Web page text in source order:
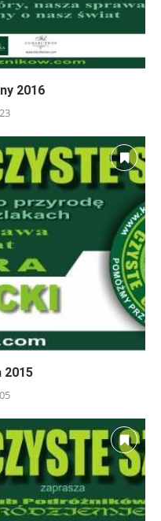
2016
2015